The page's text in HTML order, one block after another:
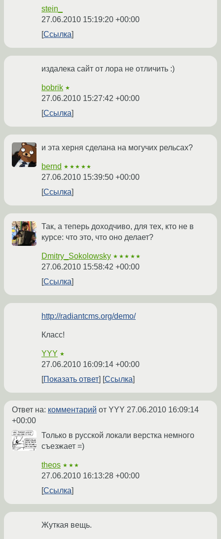
stein_
27.06.2010 15:19:20 +00:00
Ссылка
издалека сайт от лора не отличить :)
bobrik ★
27.06.2010 15:27:42 +00:00
Ссылка
и эта херня сделана на могучих рельсах?
bernd ★★★★★
27.06.2010 15:39:50 +00:00
Ссылка
Так, а теперь доходчиво, для тех, кто не в
курсе: что это, что оно делает?
Dmitry_Sokolowsky ★★★★★
27.06.2010 15:58:42 +00:00
Ссылка
http://radiantcms.org/demo/
Класс!
YYY ★
27.06.2010 16:09:14 +00:00
Показать ответ
Ссылка
Ответ на: комментарий от YYY 27.06.2010 16:09:14
+00:00
Только в русской локали верстка немного
съезжает =)
theos ★★★
27.06.2010 16:13:28 +00:00
Ссылка
Жуткая вещь.